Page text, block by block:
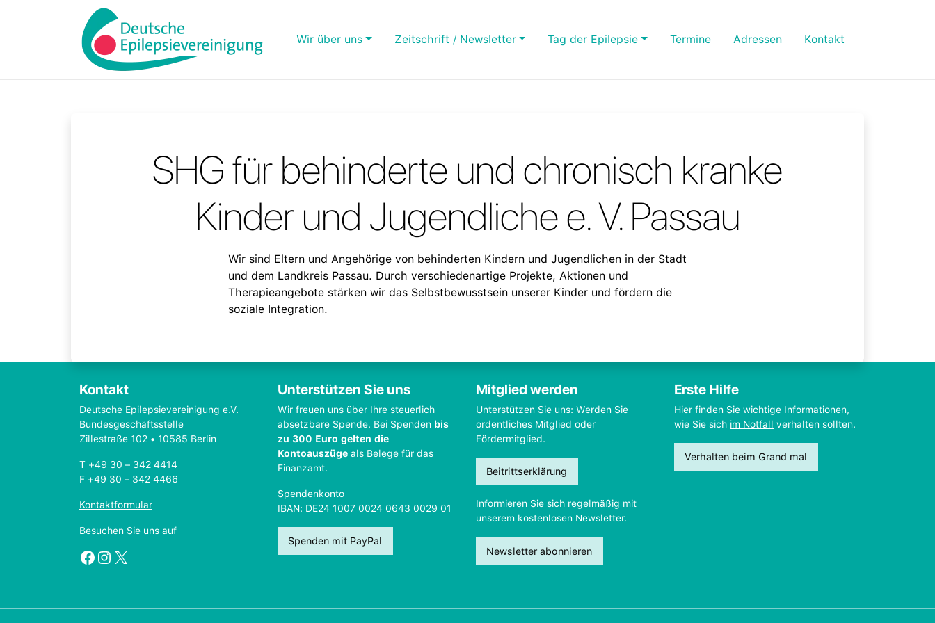
Wir über uns Zeitschrift / Newsletter Tag der Epilepsie Termine Adressen Kontakt
SHG für behinderte und chronisch kranke
Kinder und Jugendliche e. V. Passau
Wir sind Eltern und Angehörige von behinderten Kindern und Jugendlichen in der Stadt
und dem Landkreis Passau. Durch verschiedenartige Projekte, Aktionen und
Therapieangebote stärken wir das Selbstbewusstsein unserer Kinder und fördern die
soziale Integration.
Kontakt
Deutsche Epilepsievereinigung e.V.
Bundesgeschäftsstelle
Zillestraße 102 • 10585 Berlin
T +49 30 – 342 4414
F +49 30 – 342 4466
Kontaktformular
Besuchen Sie uns auf
Facebook
Instagram
X
Unterstützen Sie uns
Wir freuen uns über Ihre steuerlich
absetzbare Spende. Bei Spenden bis
zu 300 Euro gelten die
Kontoauszüge als Belege für das
Finanzamt.
Spendenkonto
IBAN: DE24 1007 0024 0643 0029 01
Spenden mit PayPal
Mitglied werden
Unterstützen Sie uns: Werden Sie
ordentliches Mitglied oder
Fördermitglied.
Beitrittserklärung
Informieren Sie sich regelmäßig mit
unserem kostenlosen Newsletter.
Newsletter abonnieren
Erste Hilfe
Hier finden Sie wichtige Informationen,
wie Sie sich im Notfall verhalten sollten.
Verhalten beim Grand mal